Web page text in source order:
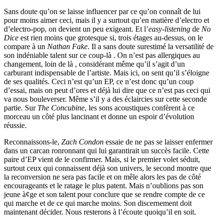
Sans doute qu’on se laisse influencer par ce qu’on connaît de lui
pour moins aimer ceci, mais il y a surtout qu’en matière d’electro et
d’electro-pop, on devient un peu exigeant. Et l’easy-listening de No
Dice est rien moins que grotesque si, trois étages au-dessus, on le
compare à un Nathan Fake. Il a sans doute surestimé la versatilité de
son indéniable talent sur ce coup-là . On n’est pas allergiques au
changement, loin de là , considérant même qu’il s’agit d’un
carburant indispensable de l’artiste. Mais ici, on sent qu’il s’éloigne
de ses qualités. Ceci n’est qu’un EP, ce n’est donc qu’un coup
d’essai, mais on peut d’ores et déjà lui dire que ce n’est pas ceci qui
va nous bouleverser. Même s’il y a des éclaircies sur cette seconde
partie. Sur The Concubine, les sons acoustiques confèrent à ce
morceau un côté plus lancinant et donne un espoir d’évolution
réussie.
Reconnaissons-le, Zach Condon essaie de ne pas se laisser enfermer
dans un carcan ronronnant qui lui garantirait un succès facile. Cette
paire d’EP vient de le confirmer. Mais, si le premier volet séduit,
surtout ceux qui connaissent déjà son univers, le second montre que
la reconversion ne sera pas facile et on mêle alors les pas de côté
encourageants et le ratage le plus patent. Mais n’oublions pas son
jeune à¢ge et son talent pour conclure que se rendre compte de ce
qui marche et de ce qui marche moins. Son discernement doit
maintenant décider. Nous resterons à l’écoute quoiqu’il en soit.